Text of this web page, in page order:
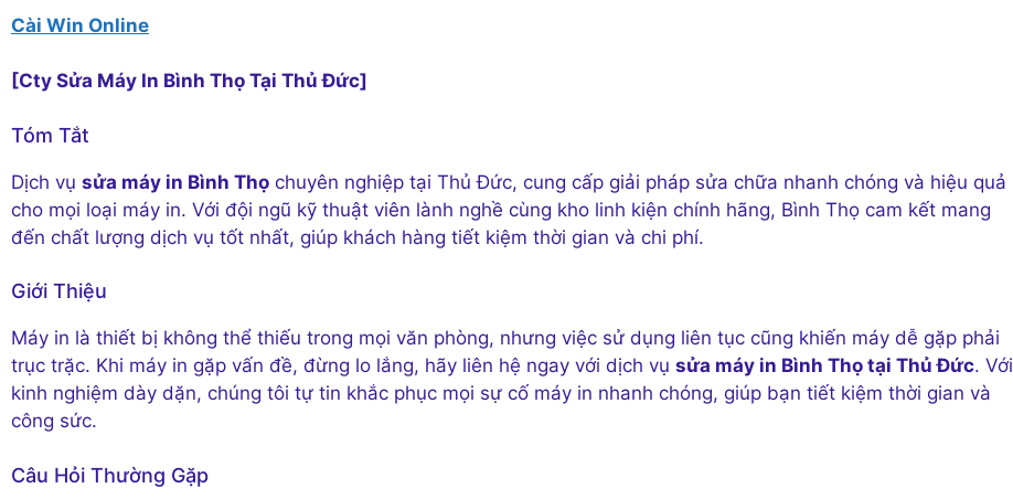
Cài Win Online
[Cty Sửa Máy In Bình Thọ Tại Thủ Đức]
Tóm Tắt
Dịch vụ sửa máy in Bình Thọ chuyên nghiệp tại Thủ Đức, cung cấp giải pháp sửa chữa nhanh chóng và hiệu quả
cho mọi loại máy in. Với đội ngũ kỹ thuật viên lành nghề cùng kho linh kiện chính hãng, Bình Thọ cam kết mang
đến chất lượng dịch vụ tốt nhất, giúp khách hàng tiết kiệm thời gian và chi phí.
Giới Thiệu
Máy in là thiết bị không thể thiếu trong mọi văn phòng, nhưng việc sử dụng liên tục cũng khiến máy dễ gặp phải
trục trặc. Khi máy in gặp vấn đề, đừng lo lắng, hãy liên hệ ngay với dịch vụ sửa máy in Bình Thọ tại Thủ Đức. Với
kinh nghiệm dày dặn, chúng tôi tự tin khắc phục mọi sự cố máy in nhanh chóng, giúp bạn tiết kiệm thời gian và
công sức.
Câu Hỏi Thường Gặp